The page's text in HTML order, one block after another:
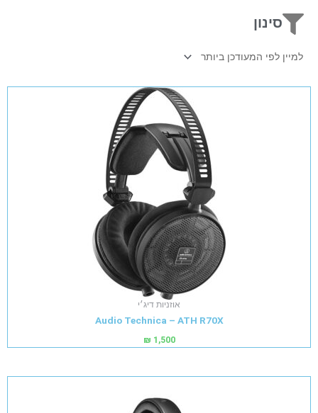
סינון
אוזניות דיג׳י
Audio Technica – ATH R70X
₪ 1,500